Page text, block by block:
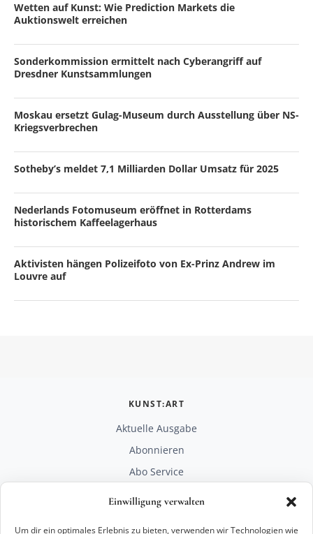
Einwilligung verwalten
Um dir ein optimales Erlebnis zu bieten, verwenden wir Technologien wie
Wetten auf Kunst: Wie Prediction Markets die
Auktionswelt erreichen
Sonderkommission ermittelt nach Cyberangriff auf
Dresdner Kunstsammlungen
Moskau ersetzt Gulag-Museum durch Ausstellung über NS-
Kriegsverbrechen
Sotheby’s meldet 7,1 Milliarden Dollar Umsatz für 2025
Nederlands Fotomuseum eröffnet in Rotterdams
historischem Kaffeelagerhaus
Aktivisten hängen Polizeifoto von Ex-Prinz Andrew im
Louvre auf
KUNST:ART
Aktuelle Ausgabe
Abonnieren
Abo Service